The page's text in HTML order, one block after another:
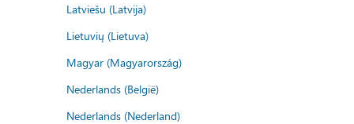
Latviešu (Latvija)
Lietuvių (Lietuva)
Magyar (Magyarország)
Nederlands (België)
Nederlands (Nederland)